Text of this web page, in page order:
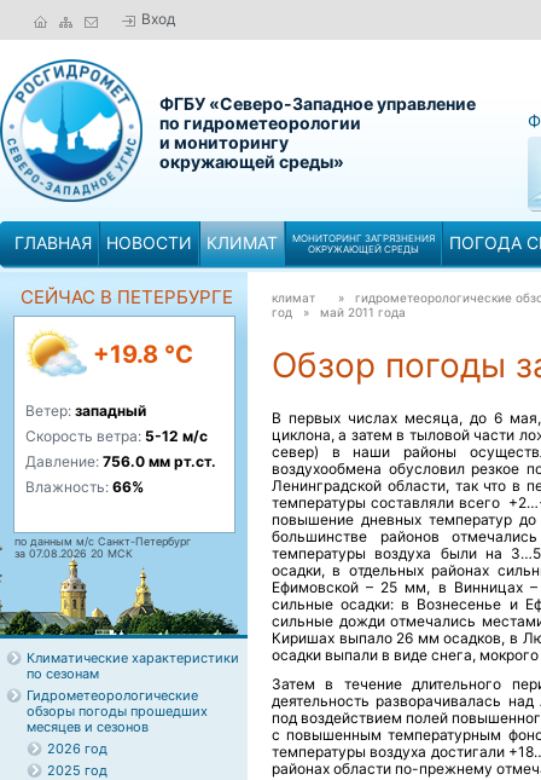
Вход
ФГБУ «Северо-Западное управление
по гидрометеорологии
и мониторингу
окружающей среды»
ГЛАВНАЯ НОВОСТИ КЛИМАТ
МОНИТОРИНГ ЗАГРЯЗНЕНИЯ
ОКРУЖАЮЩЕЙ СРЕДЫ
ПОГОДА
СЕЙЧАС В ПЕТЕРБУРГЕ
+19.8 °C
Ветер: западный
Скорость ветра: 5-12 м/с
Давление: 756.0 мм рт.ст.
Влажность: 66%
по данным м/с Санкт-Петербург
за 07.08.2026 20 МСК
Климатические характеристики
по сезонам
Гидрометеорологические
обзоры погоды прошедших
месяцев и сезонов
2026 год
2025 год
климат
» гидрометеорологические
год » май 2011 года
Обзор погоды
В первых числах месяца, до 6
циклона, а затем в тыловой части
север) в наши районы
воздухообмена обусловил резкое
Ленинградской области, так что в
температуры составляли всего
повышение дневных температур
большинстве районов
температуры воздуха были на
осадки, в отдельных районах
Ефимовской – 25 мм, в Винницах
сильные осадки: в Вознесенье и
сильные дожди отмечались
Киришах выпало 26 мм осадков, в
осадки выпали в виде снега, мокрого
Затем в течение длительного
деятельность разворачивалась
под воздействием полей
с повышенным температурным
температуры воздуха достигали
районах области по-прежнему